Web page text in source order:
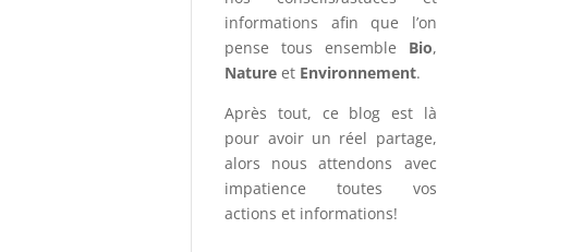
informations afin que l’on
pense tous ensemble Bio,
Nature et Environnement.
Après tout, ce blog est là
pour avoir un réel partage,
alors nous attendons avec
impatience toutes vos
actions et informations!